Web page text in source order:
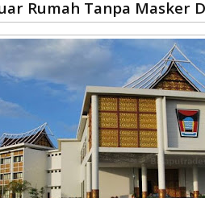
Rumah Tanpa Masker